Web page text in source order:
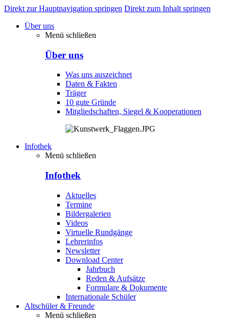
Direkt zur Hauptnavigation springen Direkt zum Inhalt springen
Über uns
Menü schließen
Über uns
Was uns auszeichnet
Daten & Fakten
Träger
10 gute Gründe
Mitgliedschaften, Siegel & Kooperationen
Infothek
Menü schließen
Infothek
Aktuelles
Termine
Bildergalerien
Videos
Virtuelle Rundgänge
Lehrerinfos
Newsletter
Download Center
Jahrbuch
Reden & Aufsätze
Formulare & Dokumente
Internationale Schüler
Altschüler & Freunde
Menü schließen